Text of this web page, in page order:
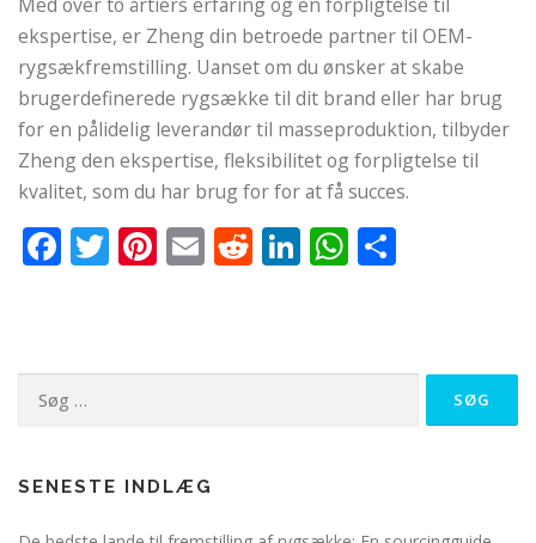
ekspertise, er Zheng din betroede partner til OEM-
rygsækfremstilling. Uanset om du ønsker at skabe
brugerdefinerede rygsække til dit brand eller har brug
for en pålidelig leverandør til masseproduktion, tilbyder
Zheng den ekspertise, fleksibilitet og forpligtelse til
kvalitet, som du har brug for for at få succes.
Facebook
Twitter
Pinterest
EmailReddit
LinkedIn
WhatsApp
Søg
efter:
SENESTE INDLÆG